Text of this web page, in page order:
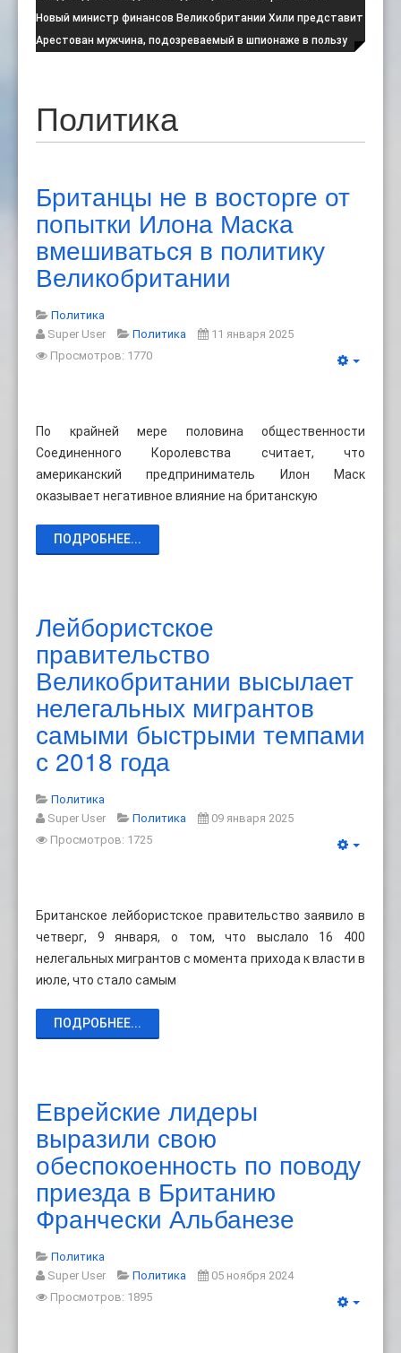
намерен соблюдать запрет на испо:
Новый министр финансов Великобритании Хили представит
свой первый бюджет 28 октя:
Арестован мужчина, подозреваемый в шпионаже в пользу
Политика
Британцы не в восторге от
попытки Илона Маска
вмешиваться в политику
Великобритании
Политика
Super User
Политика
11 января 2025
Просмотров: 1770
По крайней мере половина общественности
Соединенного Королевства считает, что
американский предприниматель Илон Маск
оказывает негативное влияние на британскую
ПОДРОБНЕЕ...
Лейбористское
правительство
Великобритании высылает
нелегальных мигрантов
самыми быстрыми темпами
с 2018 года
Политика
Super User
Политика
09 января 2025
Просмотров: 1725
Британское лейбористское правительство заявило в
четверг, 9 января, о том, что выслало 16 400
нелегальных мигрантов с момента прихода к власти в
июле, что стало самым
ПОДРОБНЕЕ...
Еврейские лидеры
выразили свою
обеспокоенность по поводу
приезда в Британию
Франчески Альбанезе
Политика
Super User
Политика
05 ноября 2024
Просмотров: 1895